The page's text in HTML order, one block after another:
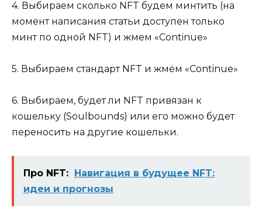
4. Выбираем сколько NFT будем минтить (на
момент написания статьи доступен только
минт по одной NFT) и жмем «Continue»
5. Выбираем стандарт NFT и жмём «Continue»
6. Выбираем, будет ли NFT привязан к
кошельку (Soulbounds) или его можно будет
переносить на другие кошельки.
Про NFT: Навигация в будущее NFT:
идеи и прогнозы